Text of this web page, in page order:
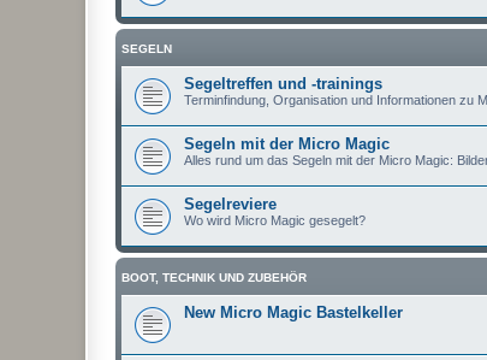
SEGELN
Segeltreffen und -trainings
Terminfindung, Organisation und Informationen zu
Segeln mit der Micro Magic
Alles rund um das Segeln mit der Micro Magic:
Segelreviere
Wo wird Micro Magic gesegelt?
BOOT, TECHNIK UND ZUBEHÖR
New Micro Magic Bastelkeller